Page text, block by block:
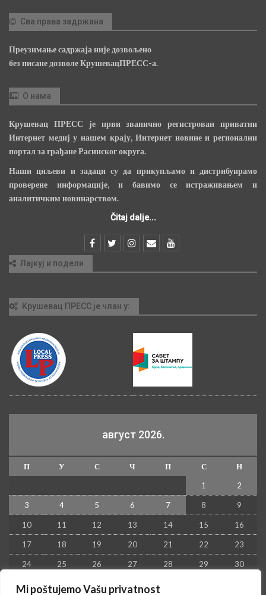
Mi poštujemo Vašu privatnost
Сва права задржана
Преузимање садржаја није дозвољено
без писане дозволе КрушевацПРЕСС-а.
О нама
Крушевац ПРЕСС је први званично регистрован приватни
Интернет медиј у нашем крају, Интернет новине и регионални
портал за грађане Расинског округа.
Наши циљеви и задаци су да прикупљамо и дистрибуирамо
проверене информације, и бавимо се истраживањем и
аналитичким новинарством.
Čitaj dalje...
Лајкуј и подели
Крушевац ПРЕСС је члан у:
август 2026.
П У С Ч П С
Н
1
2
3 4 5 6 7 8 9
10 11 12 13 14 15 16
17 18 19 20 21 22 23
24 25 26 27 28 29 30
31